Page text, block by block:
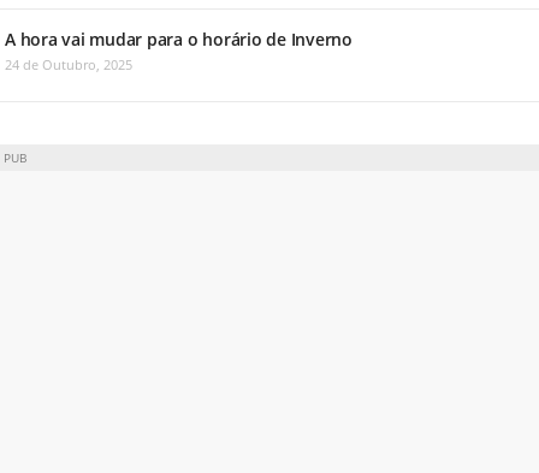
A hora vai mudar para o horário de Inverno
24 de Outubro, 2025
PUB